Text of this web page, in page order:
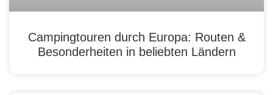
Campingtouren durch Europa: Routen &
Besonderheiten in beliebten Ländern